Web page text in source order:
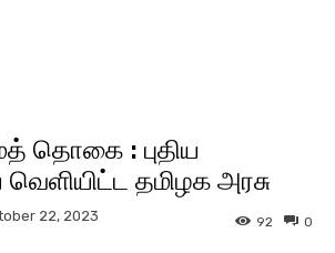
தொகை : புதிய
தமிழக அரசு
22, 2023 0
92